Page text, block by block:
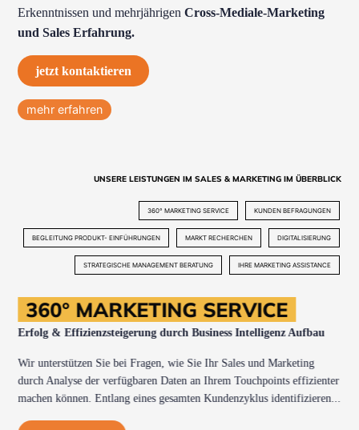
Erkenntnissen und mehrjährigen Cross-Mediale-Marketing
und Sales Erfahrung.
jetzt kontaktieren
mehr erfahren
UNSERE LEISTUNGEN IM SALES & MARKETING IM ÜBERBLICK
360° MARKETING SERVICE KUNDEN BEFRAGUNGEN
BEGLEITUNG PRODUKT- EINFÜHRUNGEN MARKT RECHERCHEN DIGITALISIERUNG
STRATEGISCHE MANAGEMENT BERATUNG IHRE MARKETING ASSISTANCE
360° MARKETING SERVICE
Erfolg & Effizienzsteigerung durchBusiness Intelligenz Aufbau
​Wir unterstützen Sie bei Fragen, wie Sie Ihr Sales und Marketing
durch Analyse der verfügbaren Daten an Ihrem Touchpoints effizienter
machen können. Entlang eines gesamten Kundenzyklus identifizieren...